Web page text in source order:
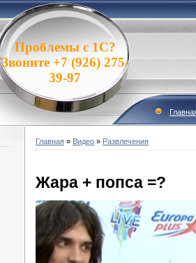
Проблемы с 1С?
Звоните +7 (926) 275-
39-97
Главная » Видео » Развлечения
Жара + попса =?